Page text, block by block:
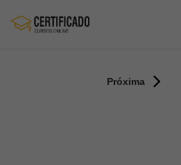
Próxima